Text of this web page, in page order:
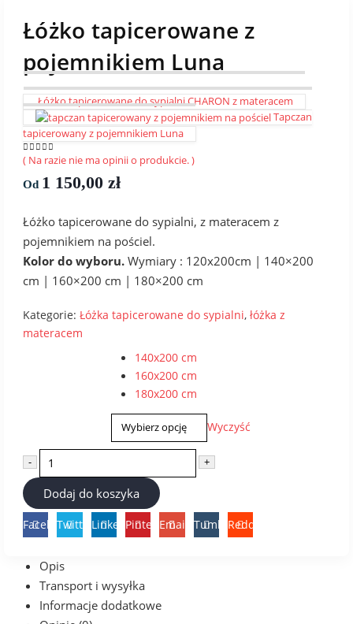
Łóżko tapicerowane z
pojemnikiem Luna
Łóżko tapicerowane do sypialni CHARON z materacem
Tapczan
tapicerowany z pojemnikiem Luna
0 out of 5
( Na razie nie ma opinii o produkcie. )
Od 1 150,00 zł
Łóżko tapicerowane do sypialni, z materacem z
pojemnikiem na pościel.
Kolor do wyboru. Wymiary : 120x200cm | 140×200
cm | 160×200 cm | 180×200 cm
Kategorie: Łóżka tapicerowane do sypialni, łóżka z
materacem
140x200 cm
160x200 cm
180x200 cm
Wyczyść
- +
Dodaj do koszyka
FacebookTwitterLinkedInPinterestEmail TumblrReddit
Opis
Transport i wysyłka
Informacje dodatkowe